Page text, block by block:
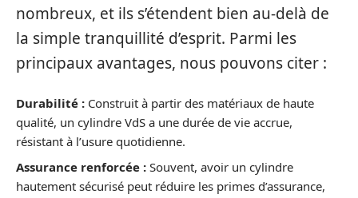
nombreux, et ils s’étendent bien au-delà de
la simple tranquillité d’esprit. Parmi les
principaux avantages, nous pouvons citer :
Durabilité : Construit à partir des matériaux de haute
qualité, un cylindre VdS a une durée de vie accrue,
résistant à l’usure quotidienne.
Assurance renforcée : Souvent, avoir un cylindre
hautement sécurisé peut réduire les primes d’assurance,